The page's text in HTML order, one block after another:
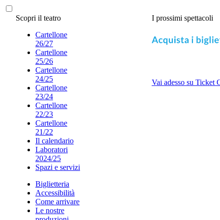
Scopri il teatro
Cartellone
26/27
Cartellone
25/26
Cartellone
24/25
Cartellone
23/24
Cartellone
22/23
Cartellone
21/22
Il calendario
Laboratori
2024/25
Spazi e servizi
Biglietteria
Accessibilità
Come arrivare
Le nostre
I prossimi spettacoli
Vai adesso su Ticket